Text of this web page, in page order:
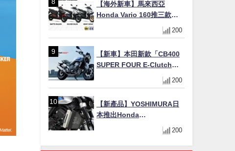
【海外新車】馬來西亞
Honda Vario 160推三款新
色！售價10,498令吉(約台幣
7.1萬/港幣1.99萬)
200
【新車】本田新款「CB400
SUPER FOUR E-Clutch」
99萬8800日圓上市 8/21登場
新設計直列四缸引擎58匹馬
200
【新產品】YOSHIMURA日
本推出Honda
CB1000F/CB1000 HORNET
專用水箱護網，六角網紋設
計質感升級
200